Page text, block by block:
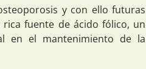
y con ello futuras
fuente de ácido fólico, un
en el mantenimiento de la